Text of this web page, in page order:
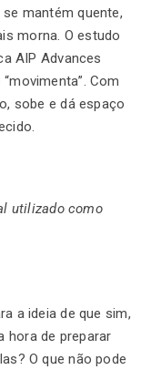
mantém quente,
morna. O estudo
AIP Advances
Com
sobe e dá espaço
utilizado como
a ideia de que sim,
hora de preparar
O que não pode